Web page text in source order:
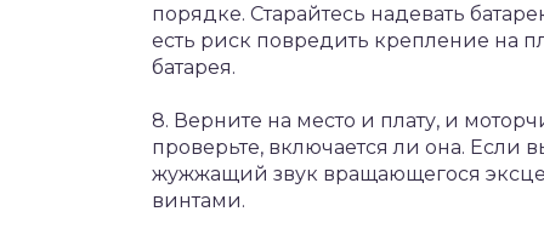
порядке. Старайтесь надевать
есть риск повредить крепление на
батарея.
8. Верните на место и плату, и
проверьте, включается ли она. Если
жужжащий звук вращающегося
винтами.